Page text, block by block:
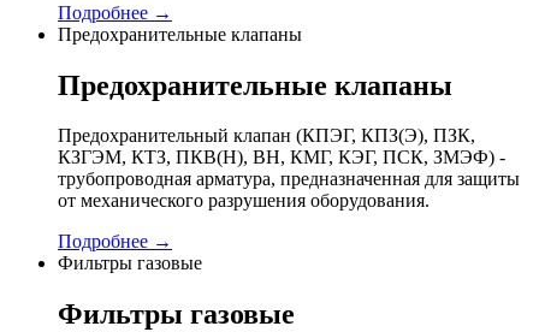
Подробнее →
Предохранительные клапаны
Предохранительные клапаны
Предохранительный клапан (КПЭГ, КПЗ(Э), ПЗК,
КЗГЭМ, КТЗ, ПКВ(Н), ВН, КМГ, КЭГ, ПСК, ЗМЭФ) -
трубопроводная арматура, предназначенная для защиты
от механического разрушения оборудования.
Подробнее →
Фильтры газовые
Фильтры газовые